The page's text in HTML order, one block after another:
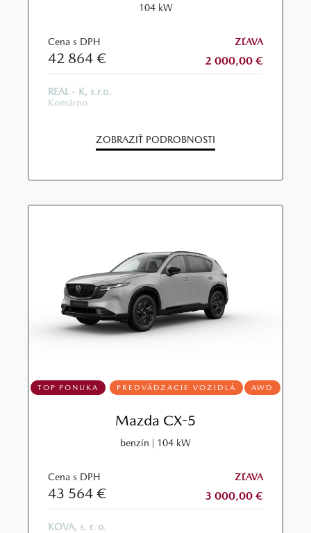
104 kW
Cena s DPH
42 864 €
ZĽAVA
2 000,00 €
REAL - K, s.r.o.
Komárno
ZOBRAZIŤ PODROBNOSTI
TOP PONUKA PREDVÁDZACIE VOZIDLÁ AWD
Mazda CX-5
benzín | 104 kW
Cena s DPH
43 564 €
ZĽAVA
3 000,00 €
KOVA, s. r. o.